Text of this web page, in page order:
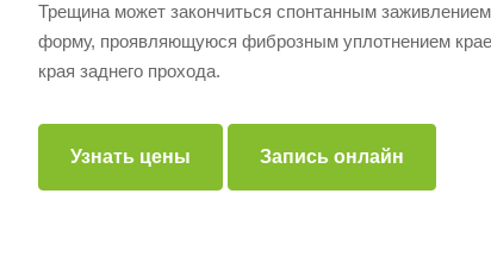
Трещина может закончиться спонтанным
форму, проявляющуюся фиброзным уплотнением
края заднего прохода.
Узнать цены Запись онлайн